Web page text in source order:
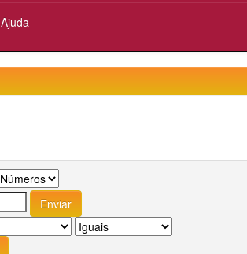
Ajuda